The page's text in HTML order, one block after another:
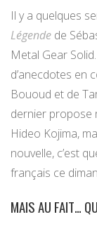
Il y a quelques
Légende de
Metal Gear
d’anecdotes en
Bououd et de
dernier propose
Hideo Kojima,
nouvelle, c’est
français ce
MAIS AU FAIT…